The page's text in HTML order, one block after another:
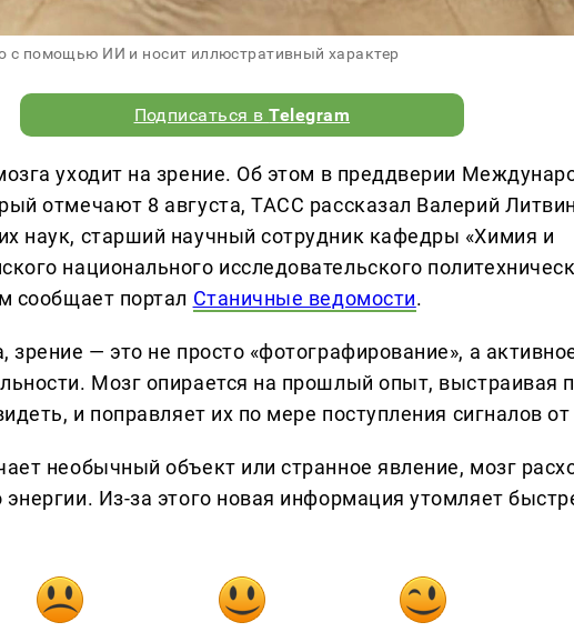
с помощью ИИ и носит иллюстративный характер
Подписаться вTelegram
уходит на зрение. Об этом в преддверии
отмечают 8 августа, ТАСС рассказал Валерий
наук, старший научный сотрудник кафедры «Химия и
национального исследовательского
сообщает портал Станичные ведомости.
— это не просто «фотографирование», а
Мозг опирается на прошлый опыт, выстраивая
и поправляет их по мере поступления сигналов от
необычный объект или странное явление, мозг
Из-за этого новая информация утомляет